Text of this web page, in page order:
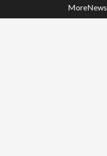
MoreNews